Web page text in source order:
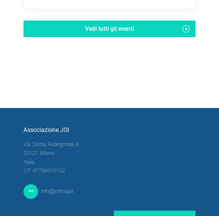
Vedi tutti gli eventi
Associazione JOI
Via Santa Radegonda 8,
20121 Milano
Italia
C.F. 97796910152
info@joimag.it